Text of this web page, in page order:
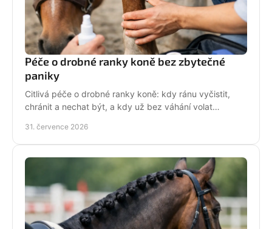
Péče o drobné ranky koně bez zbytečné
paniky
Citlivá péče o drobné ranky koně: kdy ránu vyčistit,
chránit a nechat být, a kdy už bez váhání volat
31. července 2026